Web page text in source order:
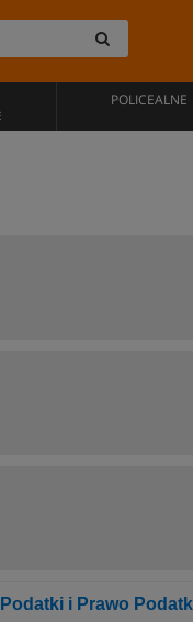
POLICEALNE
i Prawo